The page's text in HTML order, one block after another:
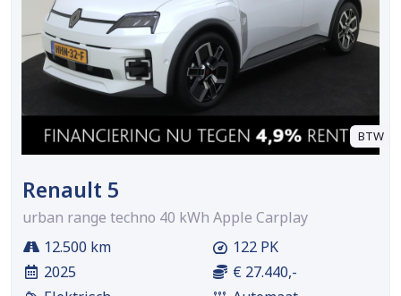
BTW
Renault 5
urban range techno 40 kWh Apple Carplay
12.500 km
2025
122 PK
€ 27.440,-